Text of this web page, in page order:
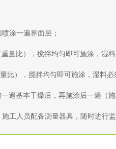
涂一遍界面层；
量比），搅拌均匀即可施涂，湿
比），搅拌均匀即可施涂，湿料必
遍基本干燥后，再施涂后一遍（
工人员配备测量器具，随时进行监